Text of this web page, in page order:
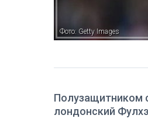
Фото: Getty Images
Полузащитником
лондонский